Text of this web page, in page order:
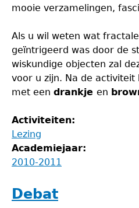
mooie verzamelingen,
Als u wil weten wat
geïntrigeerd was door de
wiskundige objecten zal
voor u zijn. Na de activiteit
met een drankje en
Activiteiten:
Lezing
Academiejaar:
2010-2011
Debat